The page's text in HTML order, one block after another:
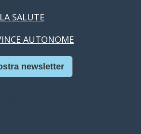
SALUTE
AUTONOME
newsletter